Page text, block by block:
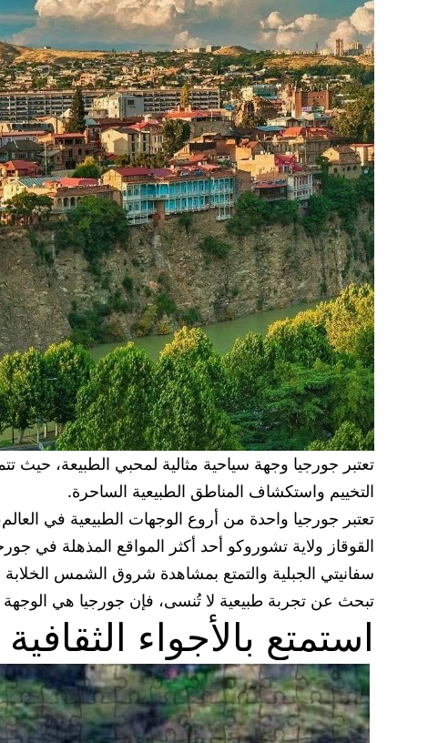
تعتبر جورجيا وجهة سياحية مثالية لمحبي الطبيعة، حيث
التخييم واستكشاف المناطق الطبيعية الساحرة.
تعتبر جورجيا واحدة من أروع الوجهات الطبيعية في
القوقاز ولاية تشوروكو أحد أكثر المواقع المذهلة في
سفانيتي الجبلية والتمتع بمشاهدة شروق الشمس الخلابة
تبحث عن تجربة طبيعية لا تُنسى، فإن جورجيا هي الوجهة
استمتع بالأجواء